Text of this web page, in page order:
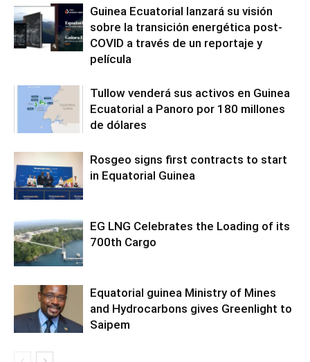
Guinea Ecuatorial lanzará su visión
sobre la transición energética post-
COVID a través de un reportaje y
película
Tullow venderá sus activos en Guinea
Ecuatorial a Panoro por 180 millones
de dólares
Rosgeo signs first contracts to start
in Equatorial Guinea
EG LNG Celebrates the Loading of its
700th Cargo
Equatorial guinea Ministry of Mines
and Hydrocarbons gives Greenlight to
Saipem